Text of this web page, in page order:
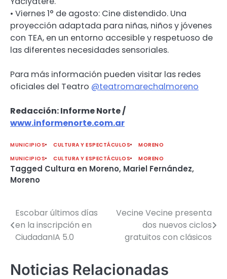
• Viernes 1° de agosto: Cine distendido. Una
proyección adaptada para niñas, niños y jóvenes
con TEA, en un entorno accesible y respetuoso de
las diferentes necesidades sensoriales.
Para más información pueden visitar las redes
oficiales del Teatro @teatromarechalmoreno
Redacción: Informe Norte /
www.informenorte.com.ar
MUNICIPIOS CULTURA Y ESPECTÁCULOS
MORENO
MUNICIPIOS
CULTURA Y ESPECTÁCULOS MORENO
Tagged Cultura en Moreno, Mariel Fernández,
Moreno
Navegación
de
Escobar últimos días
en la inscripción en
CiudadanIA 5.0
Vecine Vecine presenta
dos nuevos ciclos
gratuitos con clásicos
Noticias Relacionadas